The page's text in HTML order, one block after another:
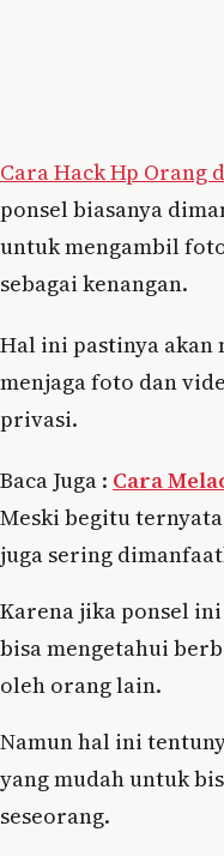
Cara Hack Hp Orang
ponsel biasanya
untuk mengambil
sebagai kenangan.
Hal ini pastinya akan
menjaga foto dan
privasi.
Baca Juga : Cara
Meski begitu
juga sering
Karena jika ponsel
bisa mengetahui
oleh orang lain.
Namun hal ini
yang mudah untuk
seseorang.